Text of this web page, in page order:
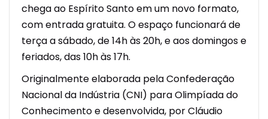
chega ao Espírito Santo em um novo formato,
com entrada gratuita. O espaço funcionará de
terça a sábado, de 14h às 20h, e aos domingos e
feriados, das 10h às 17h.
Originalmente elaborada pela Confederação
Nacional da Indústria (CNI) para Olimpíada do
Conhecimento e desenvolvida, por Cláudio